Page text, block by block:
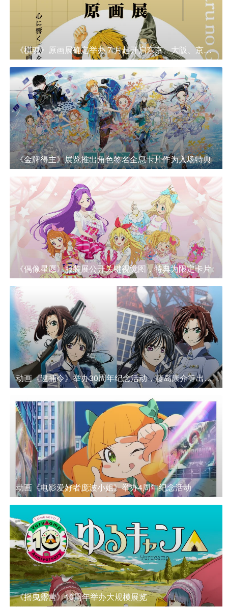
《棋魂》原画展确定举办 7 月起开启东京、大阪、京都巡回之旅
《金牌得主》展览推出角色签名全息卡片作为入场特典
《偶像星愿》服装展公开关键视觉图，特典为限定卡片
动画《逮捕令》举办30周年纪念活动，藤岛康介等出席。
动画《电影爱好者庞波小姐》举办4周年纪念活动
《摇曳露营》10周年举办大规模展览